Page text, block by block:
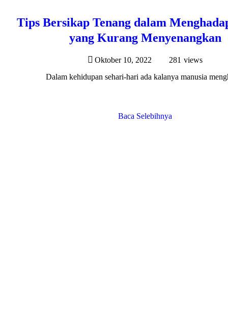
Tips Bersikap Tenang dalam
yang Kurang Menyenangkan
Oktober 10, 2022 281 views
Dalam kehidupan sehari-hari ada kalanya manusia
Baca Selebihnya